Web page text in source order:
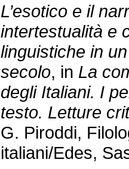
L’esotico e il
intertestualità e
linguistiche in
secolo, in La
degli Italiani. I
testo. Letture
G. Piroddi,
italiani/Edes,